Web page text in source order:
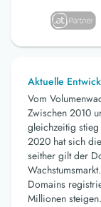
Aktuelle
Vom
Zwischen 2010
gleichzeitig
2020 hat sich
seither gilt der
Domains
Millionen steigen.